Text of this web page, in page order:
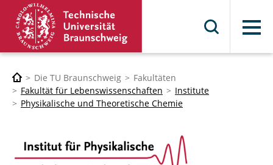
Menü
Die TU Braunschweig
Fakultäten
Fakultät für Lebenswissenschaften
Institute
Physikalische und Theoretische Chemie